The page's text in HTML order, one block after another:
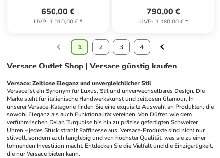
650,00 €
UVP: 1.010,00 €*
790,00 €
UVP: 1.180,00 €*
1 2 3 4
Versace Outlet Shop | Versace günstig kaufen
Versace: Zeitlose Eleganz und unvergleichlicher Stil
Versace ist ein Synonym für Luxus, Stil und unverwechselbares Design. Die
Marke steht für italienische Handwerkskunst und zeitlosen Glamour. In
unserer Versace-Kategorie finden Sie eine exquisite Auswahl an Produkten, die
sowohl Eleganz als auch Funktionalität vereinen. Von Düften wie dem
verführerischen Dylan Turquoise bis hin zu präzise gefertigten Schweizer
Uhren – jedes Stück strahlt Raffinesse aus. Versace-Produkte sind nicht nur
stilvoll, sondern auch langlebig und von höchster Qualität, was sie zu einer
lohnenden Investition macht. Entdecken Sie die Vielfalt und die Einzigartigkeit,
die nur Versace bieten kann.